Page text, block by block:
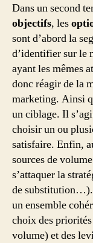
Dans un second
objectifs, les
sont d’abord la
d’identifier sur le
ayant les mêmes
donc réagir de la
marketing. Ainsi
un ciblage. Il
choisir un ou
satisfaire. Enfin,
sources de
s’attaquer la
de substitution…).
un ensemble
choix des
volume) et des